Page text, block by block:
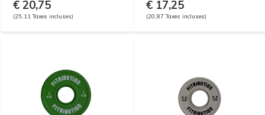
€ 20,75
(25,11 Taxes incluses)
€ 17,25
(20,87 Taxes incluses)